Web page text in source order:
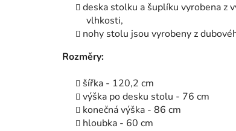
deska stolku a šuplíku vyrobena z
vlhkosti,
nohy stolu jsou vyrobeny z
Rozměry:
šířka - 120,2 cm
výška po desku stolu - 76 cm
konečná výška - 86 cm
hloubka - 60 cm